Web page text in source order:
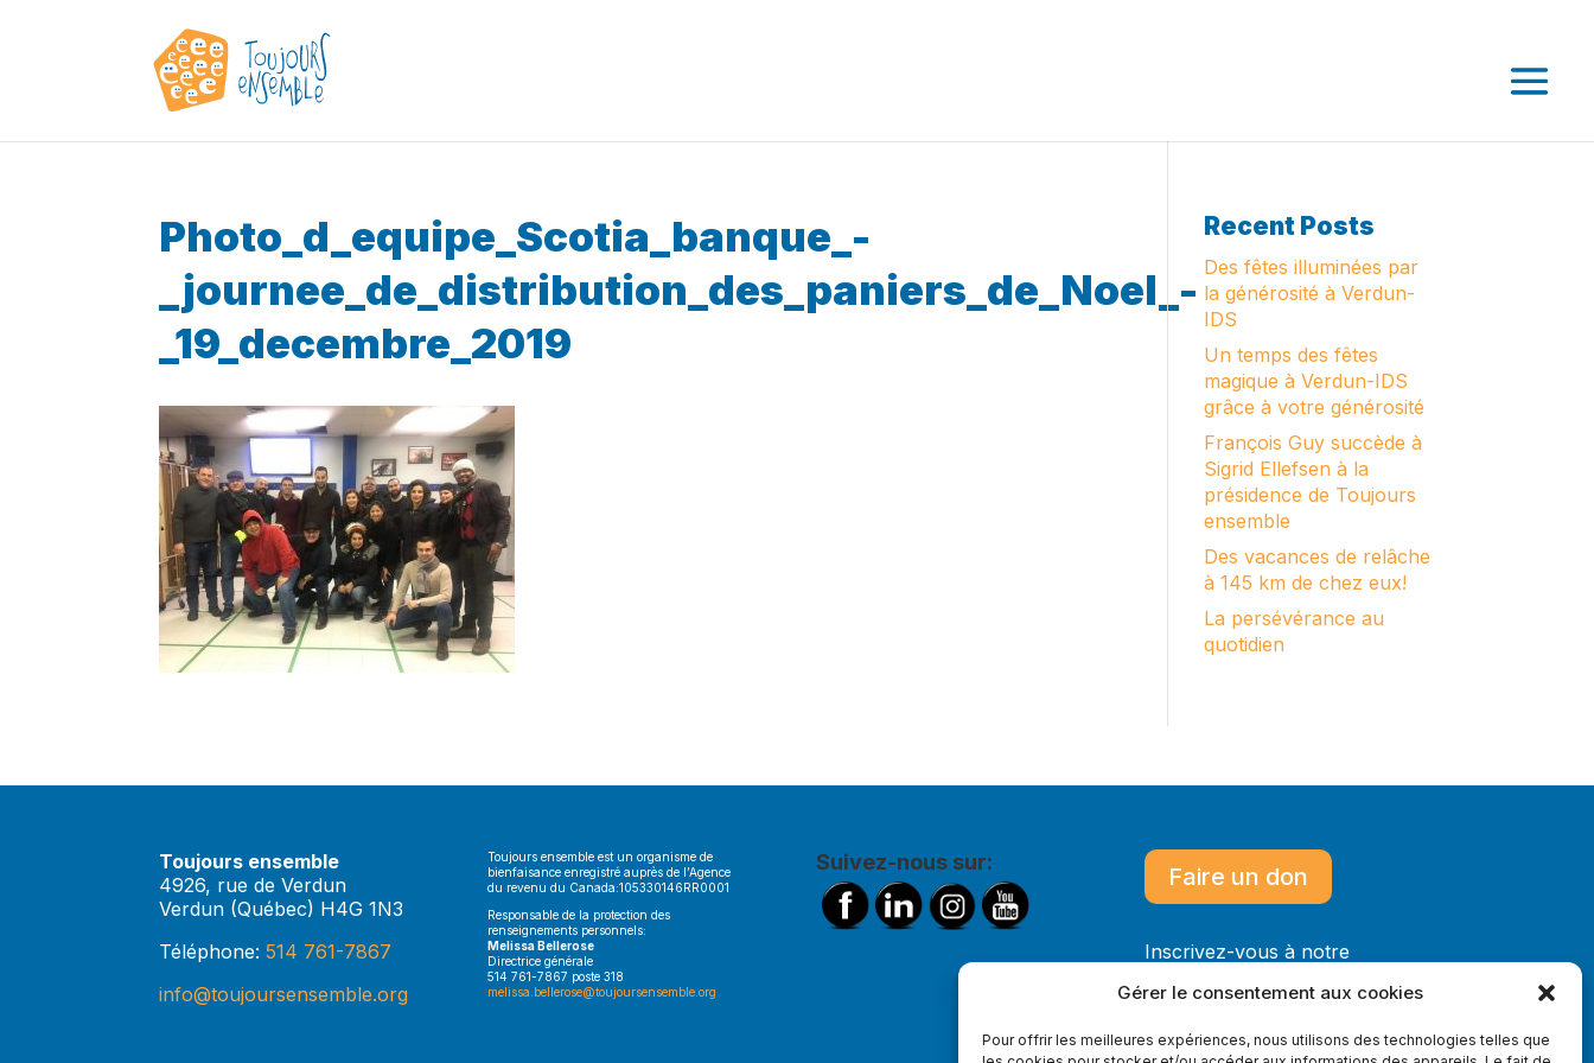
Gérer le consentement aux cookies
Pour offrir les meilleures expériences, nous utilisons des technologies telles que
Photo_d_equipe_Scotia_banque_-
_journee_de_distribution_des_paniers_de_Noel_-
_19_decembre_2019
Recent Posts
Des fêtes illuminées par
la générosité à Verdun-
IDS
Un temps des fêtes
magique à Verdun-IDS
grâce à votre générosité
François Guy succède à
Sigrid Ellefsen à la
présidence de Toujours
ensemble
Des vacances de relâche
à 145 km de chez eux!
La persévérance au
quotidien
Toujours ensemble
4926, rue de Verdun
Verdun (Québec) H4G 1N3
Téléphone:514 761-7867
info@toujoursensemble.org
Toujours ensemble est un organisme de
bienfaisance enregistré auprès de l’Agence
du revenu du Canada:105330146RR0001
Responsable de la protection des
renseignements personnels:
Melissa Bellerose
Directrice générale
514 761-7867 poste 318
melissa.bellerose@toujoursensemble.org
Suivez-nous sur:
Faire un don
Inscrivez-vous à notre